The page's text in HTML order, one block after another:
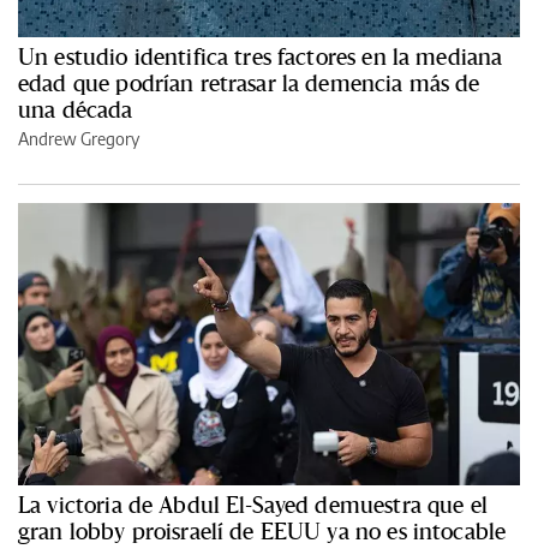
Un estudio identifica tres factores en la mediana
edad que podrían retrasar la demencia más de
una década
Andrew Gregory
La victoria de Abdul El-Sayed demuestra que el
gran lobby proisraelí de EEUU ya no es intocable